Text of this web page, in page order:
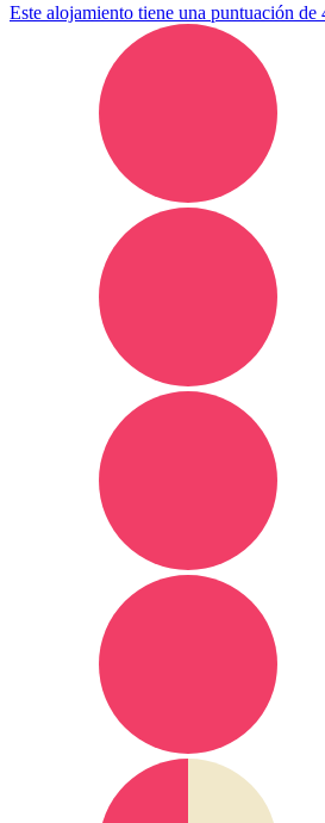
Este alojamiento tiene una puntuación de